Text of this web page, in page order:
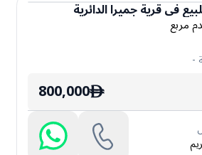
فيقرية جميرا الدائرية
مربع
-
ê
800,000